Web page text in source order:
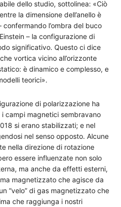
dello studio, sottolinea: «Ciò
la dimensione dell’anello è
l’ombra del buco
– la configurazione di
significativo. Questo ci dice
vortica vicino all’orizzonte
è dinamico e complesso, e
teorici».
di polarizzazione ha
campi magnetici sembravano
si erano stabilizzati; e nel
nel senso opposto. Alcune
nella direzione di rotazione
essere influenzate non solo
ma anche da effetti esterni,
magnetizzato che agisce da
“velo” di gas magnetizzato che
che raggiunga i nostri